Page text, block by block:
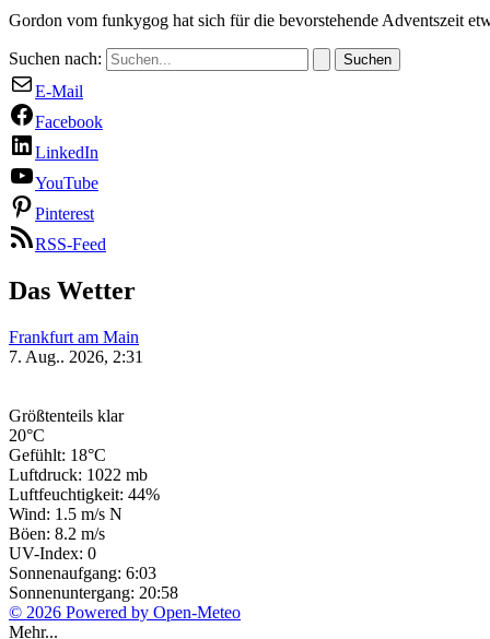
Gordon vom funkygog hat sich für die bevorstehende Adventszeit
Suchen nach:
E-Mail
Facebook
LinkedIn
YouTube
Pinterest
RSS-Feed
Das Wetter
Frankfurt am Main
7. Aug.. 2026, 2:31
Größtenteils klar
20°C
Gefühlt: 18°C
Luftdruck: 1022 mb
Luftfeuchtigkeit: 44%
Wind: 1.5 m/s N
Böen: 8.2 m/s
UV-Index: 0
Sonnenaufgang: 6:03
Sonnenuntergang: 20:58
© 2026 Powered by Open-Meteo
Mehr...